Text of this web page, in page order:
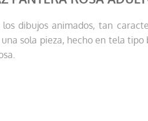
dibujos animados, tan
sola pieza, hecho en tela